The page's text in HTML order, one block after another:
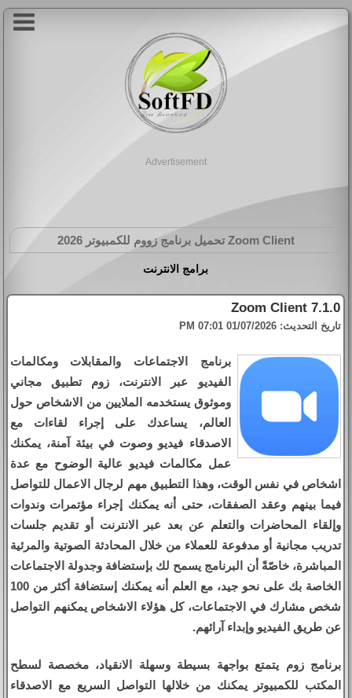
Advertisement
Zoom Client تحميل برنامج زووم للكمبيوتر 2026
برامج الانترنت
Zoom Client 7.1.0
تاريخ التحديث: 01/07/2026 07:01 PM
برنامج الاجتماعات والمقابلات ومكالمات
الفيديو عبر الانترنت، زوم تطبيق مجاني
وموثوق يستخدمه الملايين من الاشخاص حول
العالم، يساعدك على إجراء لقاءات مع
الاصدقاء فيديو وصوت في بيئة آمنة، يمكنك
عمل مكالمات فيديو عالية الوضوح مع عدة
اشخاص في نفس الوقت، وهذا التطبيق مهم لرجال الاعمال للتواصل
فيما بينهم وعقد الصفقات، حتى أنه يمكنك إجراء مؤتمرات وندوات
وإلقاء المحاضرات والتعلم عن بعد عبر الانترنت أو تقديم جلسات
تدريب مجانية أو مدفوعة للعملاء من خلال المحادثة الصوتية والمرئية
المباشرة، خاصّةً أن البرنامج يسمح لك بإستضافة وجدولة الاجتماعات
الخاصة بك على نحو جيد، مع العلم أنه يمكنك إستضافة أكثر من 100
شخص مشارك في الاجتماعات، كل هؤلاء الاشخاص يمكنهم التواصل
عن طريق الفيديو وإبداء آرائهم.
برنامج زوم يتمتع بواجهة بسيطة وسهلة الانقياد، مخصصة لسطح
المكتب للكمبيوتر يمكنك من خلالها التواصل السريع مع الاصدقاء